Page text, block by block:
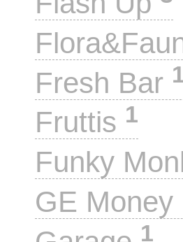
Fresh Bar
Fruttis 1
Funky
GE Money
1